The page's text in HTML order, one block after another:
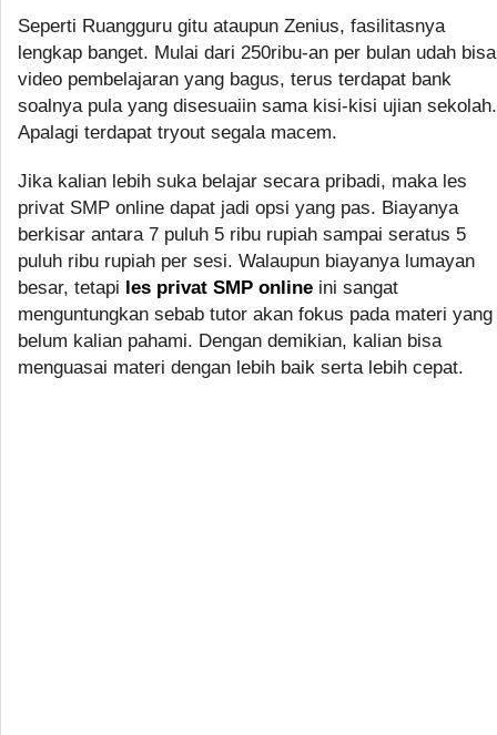
Seperti Ruangguru gitu ataupun Zenius, fasilitasnya
lengkap banget. Mulai dari 250ribu-an per bulan udah bisa
video pembelajaran yang bagus, terus terdapat bank
soalnya pula yang disesuaiin sama kisi-kisi ujian sekolah.
Apalagi terdapat tryout segala macem.
Jika kalian lebih suka belajar secara pribadi, maka les
privat SMP online dapat jadi opsi yang pas. Biayanya
berkisar antara 7 puluh 5 ribu rupiah sampai seratus 5
puluh ribu rupiah per sesi. Walaupun biayanya lumayan
besar, tetapi les privat SMP online ini sangat
menguntungkan sebab tutor akan fokus pada materi yang
belum kalian pahami. Dengan demikian, kalian bisa
menguasai materi dengan lebih baik serta lebih cepat.